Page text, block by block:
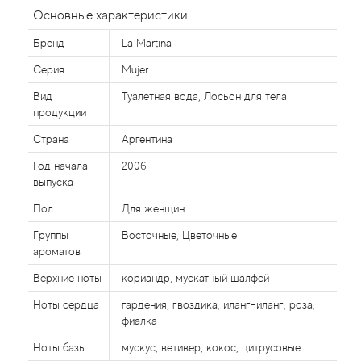
Основные характеристики
Бренд La Martina
Серия Mujer
Вид
продукции
Туалетная вода, Лосьон для тела
Страна Аргентина
Год начала
выпуска
2006
Пол Для женщин
Группы
ароматов
Восточные, Цветочные
Верхние ноты кориандр, мускатный шалфей
Ноты сердца
гардения, гвоздика, иланг-иланг, роза,
фиалка
Ноты базы мускус, ветивер, кокос, цитрусовые
Aj Arabia (Widian)
Ajmal
Al Haramain
Al Jazeera
Alaia Paris
Alexander McQueen
Alexandre Barthet
Alexandre J
Alfred Dunhill